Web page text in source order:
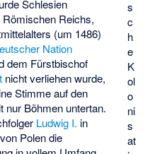
s
c
h
e
K
ol
o
ni
s
at
Schlesien
Römischen Reichs,
(um 1486)
Nation
dem Fürstbischof
nicht verliehen wurde,
Stimme auf den
nur Böhmen untertan.
Ludwig I. in
Polen die